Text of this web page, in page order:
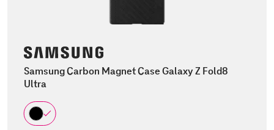
Samsung Carbon Magnet Case Galaxy Z Fold8
Ultra